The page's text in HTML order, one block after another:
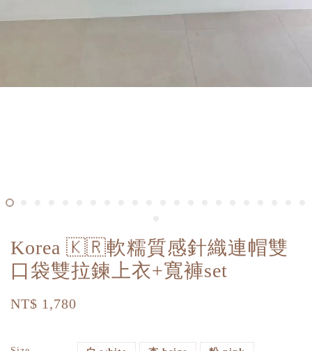
Korea 🇰🇷軟糯質感針織連帽雙
口袋雙拉鍊上衣+寬褲set
NT$ 1,780